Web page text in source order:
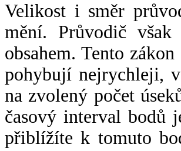
Velikost i směr
mění. Průvodič
obsahem. Tento
pohybují nejrychleji,
na zvolený počet
časový interval bodů
přiblížíte k tomuto